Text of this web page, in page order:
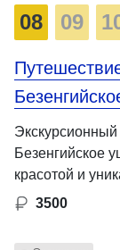
08 09
Безенгийское
красотой и
3500